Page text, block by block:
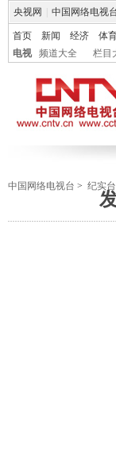
央视网 中国网络电视
首页 新闻 经济 体
电视
频道大全 栏目
中国网络电视台 > 纪实台